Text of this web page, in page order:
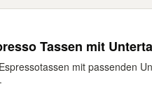
Tassen mit
mit passenden